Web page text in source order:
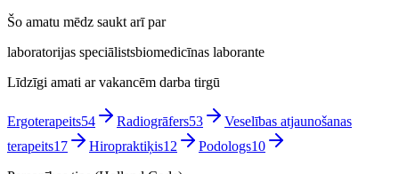
Šo amatu mēdz saukt arī par
laboratorijas speciālistsbiomedicīnas laborante
Līdzīgi amati ar vakancēm darba tirgū
Ergoterapeits54 Radiogrāfers53
Veselības atjaunošanas
terapeits17 Hiropraktiķis12 Podologs10